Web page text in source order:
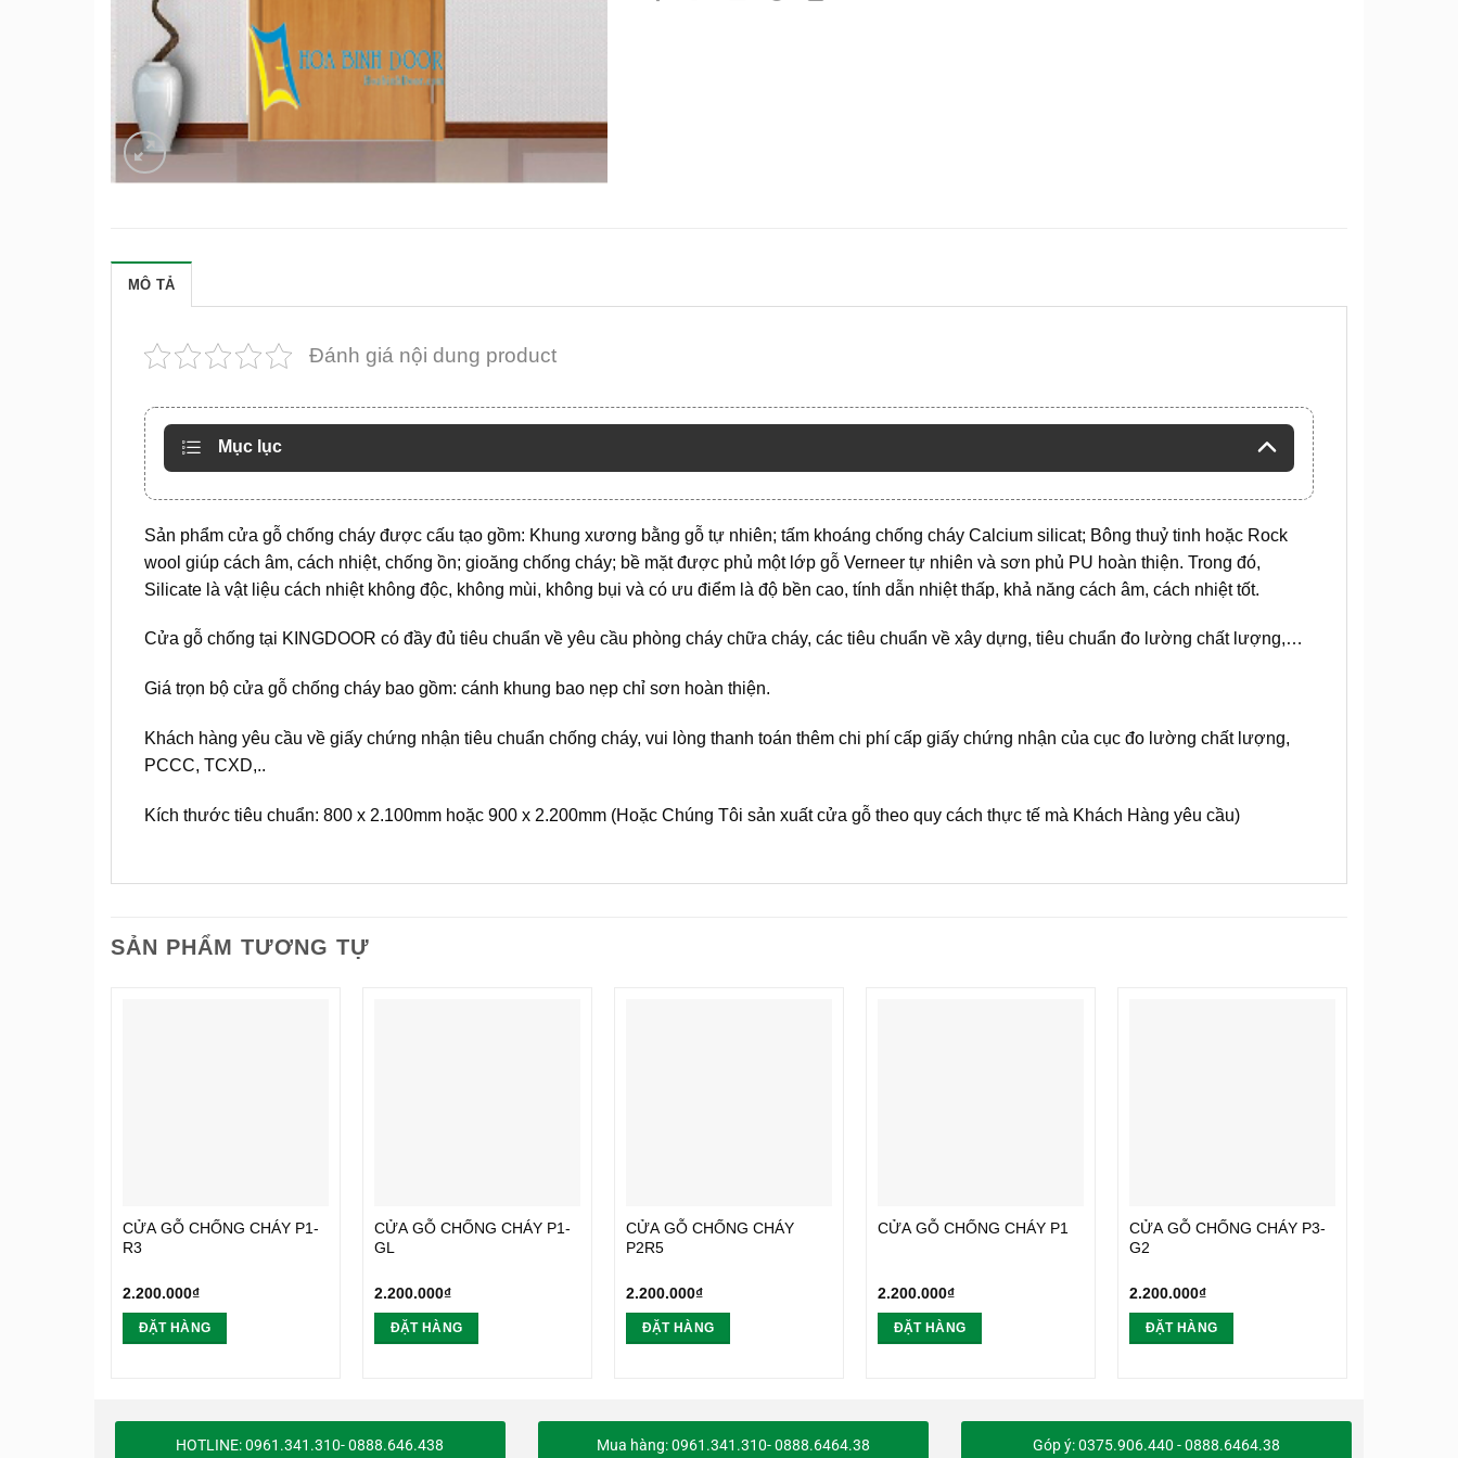
MÔ TẢ
Đánh giá nội dung product
Mục lục
Sản phẩm cửa gỗ chống cháy được cấu tạo gồm: Khung xương bằng gỗ tự nhiên; tấm khoáng chống cháy Calcium silicat; Bông thuỷ tinh hoặc Rock
wool giúp cách âm, cách nhiệt, chống ồn; gioăng chống cháy; bề mặt được phủ một lớp gỗ Verneer tự nhiên và sơn phủ PU hoàn thiện. Trong đó,
Silicate là vật liệu cách nhiệt không độc, không mùi, không bụi và có ưu điểm là độ bền cao, tính dẫn nhiệt thấp, khả năng cách âm, cách nhiệt tốt.
Cửa gỗ chống tại KINGDOOR có đầy đủ tiêu chuẩn về yêu cầu phòng cháy chữa cháy, các tiêu chuẩn về xây dựng, tiêu chuẩn đo lường chất lượng,…
Giá trọn bộ cửa gỗ chống cháy bao gồm: cánh khung bao nẹp chỉ sơn hoàn thiện.
Khách hàng yêu cầu về giấy chứng nhận tiêu chuẩn chống cháy, vui lòng thanh toán thêm chi phí cấp giấy chứng nhận của cục đo lường chất lượng,
PCCC, TCXD,..
Kích thước tiêu chuẩn: 800 x 2.100mm hoặc 900 x 2.200mm (Hoặc Chúng Tôi sản xuất cửa gỗ theo quy cách thực tế mà Khách Hàng yêu cầu)
SẢN PHẨM TƯƠNG TỰ
CỬA GỖ CHỐNG CHÁY P1-
R3
2.200.000₫
ĐẶT HÀNG
CỬA GỖ CHỐNG CHÁY P1-
GL
2.200.000₫
ĐẶT HÀNG
CỬA GỖ CHỐNG CHÁY
P2R5
2.200.000₫
ĐẶT HÀNG
CỬA GỖ CHỐNG CHÁY P1
2.200.000₫
ĐẶT HÀNG
CỬA GỖ CHỐNG CHÁY P3-
G2
2.200.000₫
ĐẶT HÀNG
HOTLINE: 0961.341.310- 0888.646.438 Mua hàng: 0961.341.310- 0888.6464.38 Góp ý: 0375.906.440 - 0888.6464.38